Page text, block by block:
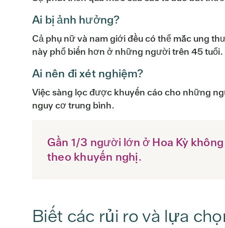
Ai bị ảnh hưởng?
Cả phụ nữ và nam giới đều có thể mắc ung
này phổ biến hơn ở những người trên 45 tuổi.
Ai nên đi xét nghiệm?
Việc sàng lọc được khuyến cáo cho những
nguy cơ trung bình.
Gần 1/3 người lớn ở Hoa Kỳ
theo khuyến nghị.
Biết các rủi ro và lựa